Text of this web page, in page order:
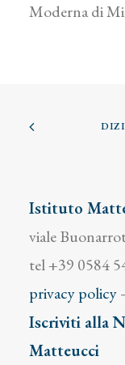
Moderna di
Istituto
viale
tel +39 0584
privacy policy
Iscriviti alla
Matteucci